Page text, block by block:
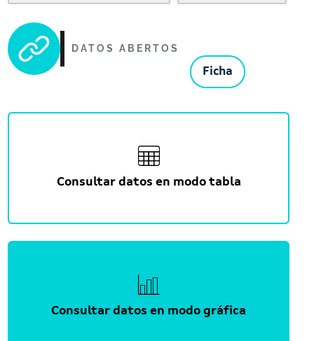
DATOS ABERTOS
Ficha
Consultar datos en modo tabla
Consultar datos en modo gráfica